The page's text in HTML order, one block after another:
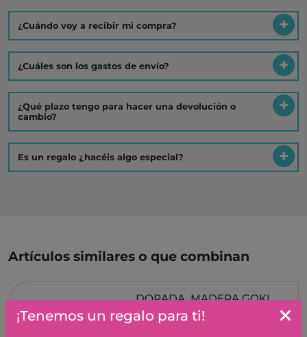
¿Cuándo voy a recibir mi compra?
¿Cuáles son los gastos de envío?
¿Qué plazo tengo para hacer una devolución o
cambio?
Es un regalo ¿hacéis algo especial?
Artículos similares o que combinan
DORADA, MADERA GOKI
7,50 €
¡Tenemos un regalo para ti!